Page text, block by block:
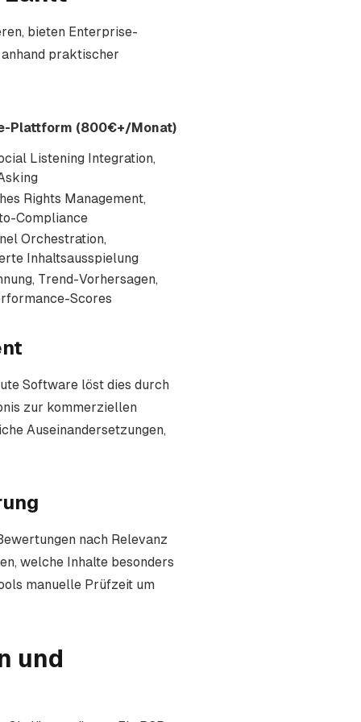
bieten Enterprise-
praktischer
Plattform (800€+/Monat)
Listening Integration,
Rights Management,
Compliance
Orchestration,
Inhaltsausspielung
Trend-Vorhersagen,
Scores
Software löst dies durch
zur kommerziellen
Auseinandersetzungen,
nach Relevanz
welche Inhalte besonders
manuelle Prüfzeit um
und